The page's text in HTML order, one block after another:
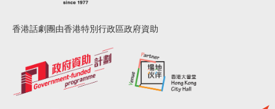
香港話劇團由香港特別行政區政府資助